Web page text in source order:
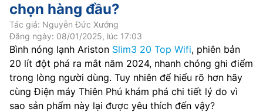
chọn hàng đầu?
Tác giả: Nguyễn Đức Xướng
Đăng ngày: 08/01/2025, lúc 17:03
Bình nóng lạnh Ariston Slim3 20 Top Wifi, phiên bản
20 lít đột phá ra mắt năm 2024, nhanh chóng ghi điểm
trong lòng người dùng. Tuy nhiên để hiểu rõ hơn hãy
cùng Điện máy Thiên Phú khám phá chi tiết lý do vì
sao sản phẩm này lại được yêu thích đến vậy?